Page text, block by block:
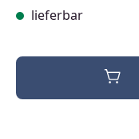
lieferbar